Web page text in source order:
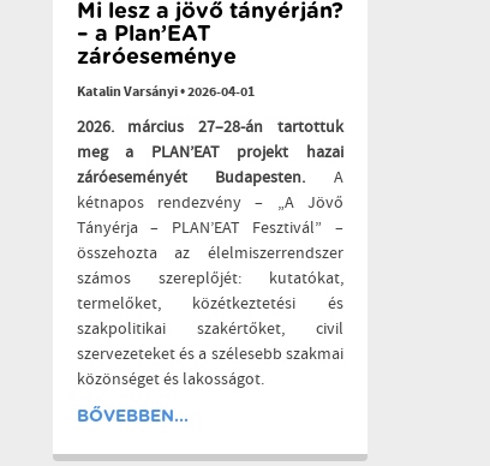
Mi lesz a jövő tányérján?
– a Plan’EAT
záróeseménye
Katalin Varsányi•2026-04-01
2026. március 27–28-án tartottuk
meg a PLAN’EAT projekt hazai
záróeseményét Budapesten. A
kétnapos rendezvény – „A Jövő
Tányérja – PLAN’EAT Fesztivál” –
összehozta az élelmiszerrendszer
számos szereplőjét: kutatókat,
termelőket, közétkeztetési és
szakpolitikai szakértőket, civil
szervezeteket és a szélesebb szakmai
közönséget és lakosságot.
BŐVEBBEN...